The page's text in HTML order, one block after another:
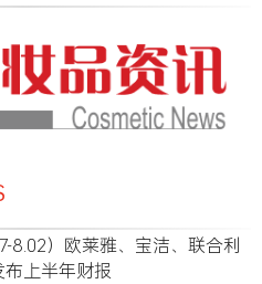
8.02）欧莱雅、宝洁、联合利
上半年财报